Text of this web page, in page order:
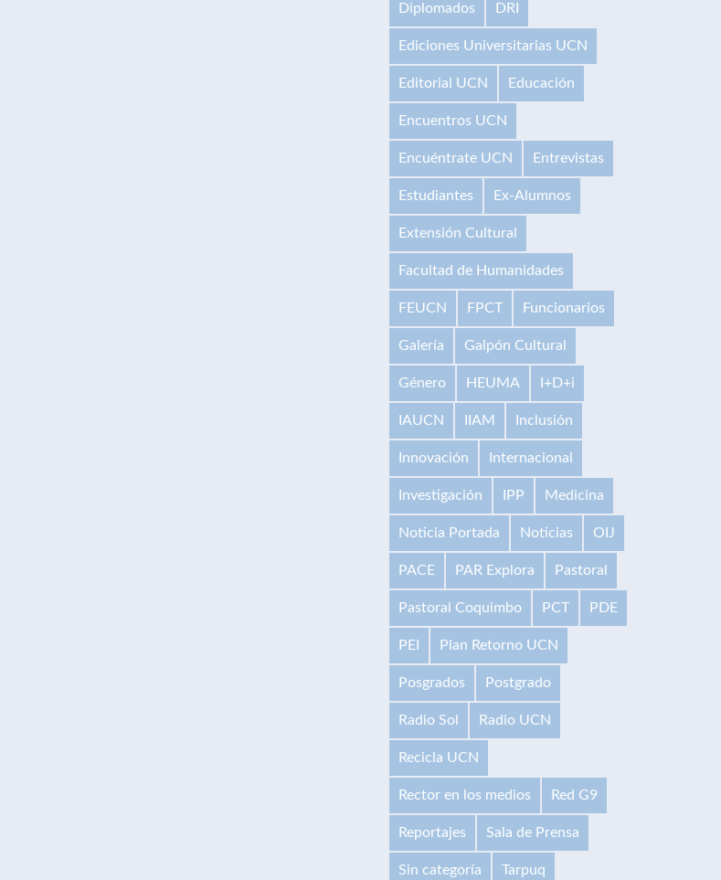
Diplomados DRI
Ediciones Universitarias UCN
Editorial UCN Educación
Encuentros UCN
Encuéntrate UCN Entrevistas
Estudiantes Ex-Alumnos
Extensión Cultural
Facultad de Humanidades
FEUCN FPCT Funcionarios
Galería Galpón Cultural
Género HEUMA I+D+i
IAUCN IIAM Inclusión
Innovación Internacional
Investigación IPP Medicina
Noticia Portada Noticias OIJ
PACE PAR Explora Pastoral
Pastoral Coquimbo PCT PDE
PEI Plan Retorno UCN
Posgrados Postgrado
Radio Sol Radio UCN
Recicla UCN
Rector en los medios Red G9
Reportajes Sala de Prensa
Sin categoría Tarpuq